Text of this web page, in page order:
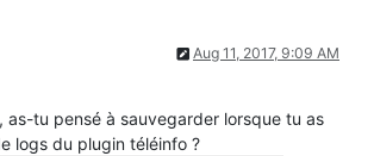
Aug 11, 2017, 9:09 AM
as-tu pensé à sauvegarder lorsque tu as
logs du plugin téléinfo ?